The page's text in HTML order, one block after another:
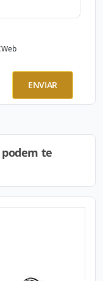
ENVIAR
te